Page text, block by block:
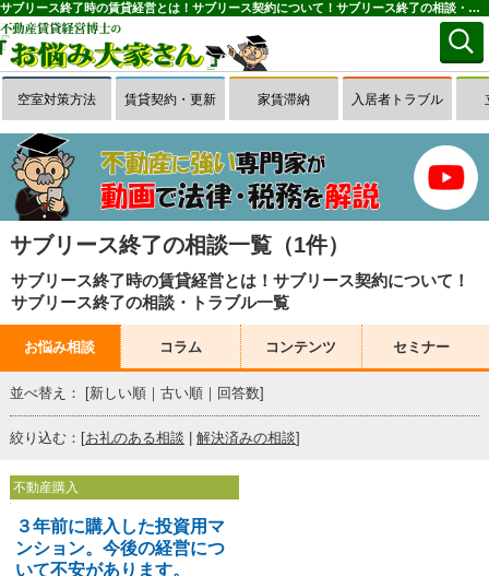
サブリース終了時の賃貸経営とは！サブリース契約について！サブリース終了の相談・トラブル一覧(1～1件目)｜お悩み大家さん
空室対策方法 賃貸契約・更新 家賃滞納 入居者トラブル
サブリース終了の相談一覧（1件）
サブリース終了時の賃貸経営とは！サブリース契約について！
サブリース終了の相談・トラブル一覧
お悩み相談 コラム コンテンツ セミナー
並べ替え： [新しい順｜ 古い順｜ 回答数]
絞り込む：[お礼のある相談 | 解決済みの相談]
不動産購入
３年前に購入した投資用マ
ンション。今後の経営につ
いて不安があります。